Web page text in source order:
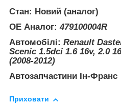
Стан: Новий (аналог)
ОЕ Аналог:479100004R
Автомобілі: Renault
Scenic 1.5dci 1.6 16v, 2.0
(2008-2012)
Автозапчастини Ін-Франс
Приховати